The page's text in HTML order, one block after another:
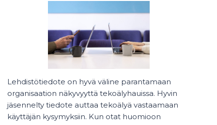
Lehdistötiedote on hyvä väline parantamaan
organisaation näkyvyyttä tekoälyhauissa. Hyvin
jäsennelty tiedote auttaa tekoälyä vastaamaan
käyttäjän kysymyksiin. Kun otat huomioon